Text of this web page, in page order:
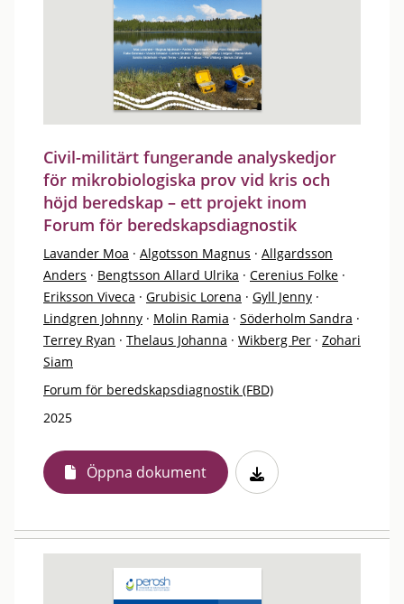
Civil-militärt fungerande analyskedjor
för mikrobiologiska prov vid kris och
höjd beredskap – ett projekt inom
Forum för beredskapsdiagnostik
Lavander Moa · Algotsson Magnus · Allgardsson
Anders · Bengtsson Allard Ulrika · Cerenius Folke ·
Eriksson Viveca · Grubisic Lorena · Gyll Jenny ·
Lindgren Johnny · Molin Ramia · Söderholm Sandra ·
Terrey Ryan · Thelaus Johanna · Wikberg Per · Zohari
Siam
Forum för beredskapsdiagnostik (FBD)
2025
Öppna dokument